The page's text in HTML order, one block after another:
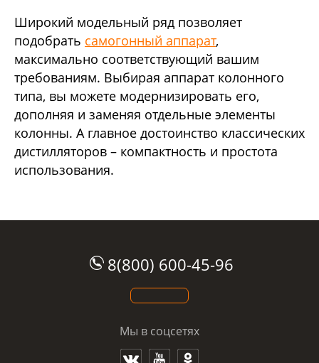
Широкий модельный ряд позволяет
подобрать самогонный аппарат,
максимально соответствующий вашим
требованиям. Выбирая аппарат колонного
типа, вы можете модернизировать его,
дополняя и заменяя отдельные элементы
колонны. А главное достоинство классических
дистилляторов – компактность и простота
использования.
8(800) 600-45-96
Мы в соцсетях